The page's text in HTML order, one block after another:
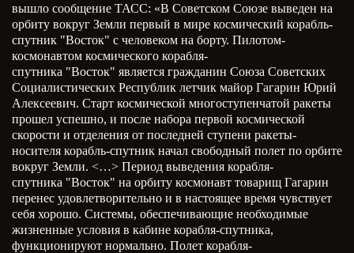
вышло сообщение ТАСС: «В Советском Союзе выведен на
орбиту вокруг Земли первый в мире космический корабль-
спутник "Восток" с человеком на борту. Пилотом-
космонавтом космического корабля-
спутника "Восток" является гражданин Союза Советских
Социалистических Республик летчик майор Гагарин Юрий
Алексеевич. Старт космической многоступенчатой ракеты
прошел успешно, и после набора первой космической
скорости и отделения от последней ступени ракеты-
носителя корабль-спутник начал свободный полет по орбите
вокруг Земли. <…> Период выведения корабля-
спутника "Восток" на орбиту космонавт товарищ Гагарин
перенес удовлетворительно и в настоящее время чувствует
себя хорошо. Системы, обеспечивающие необходимые
жизненные условия в кабине корабля-спутника,
функционируют нормально. Полет корабля-